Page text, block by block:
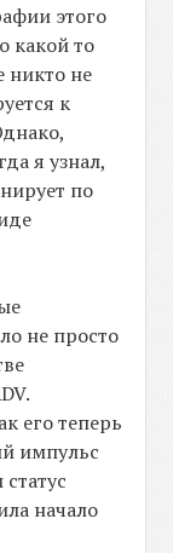
этого
какой то
никто не
к
я узнал,
по
не просто
его теперь
импульс
начало